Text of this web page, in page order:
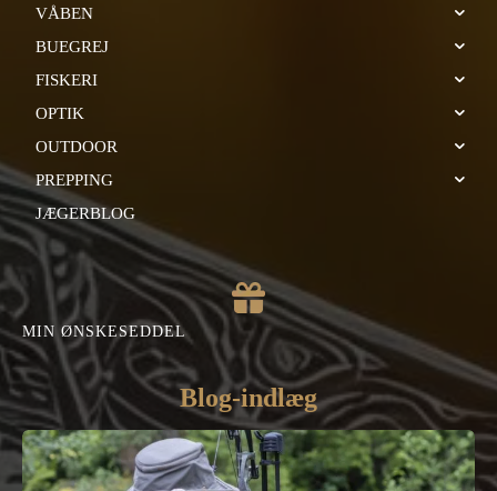
VÅBEN
BUEGREJ
FISKERI
OPTIK
OUTDOOR
PREPPING
JÆGERBLOG
MIN ØNSKESEDDEL
Blog-indlæg